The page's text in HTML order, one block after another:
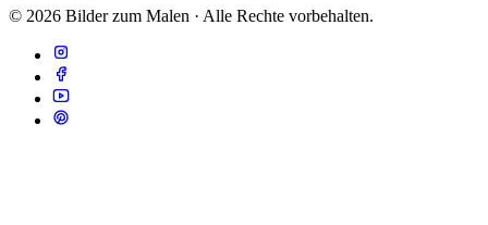
© 2026 Bilder zum Malen · Alle Rechte vorbehalten.